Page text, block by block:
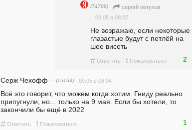
(74708)
сергей петухов
09.05 в 08:37
Не возражаю, если некоторые
глазастые будут с петлёй на
шее висеть
# Ответить ! Пожаловаться 2
Серж Чехофф — (15163) 09.05 в 08:04
Всё это говорит, что можем когда хотим. Гниду реально
припугнули, но... только на 9 мая. Если бы хотели, то
закончили бы ещё в 2022
# Ответить ! Пожаловаться 1